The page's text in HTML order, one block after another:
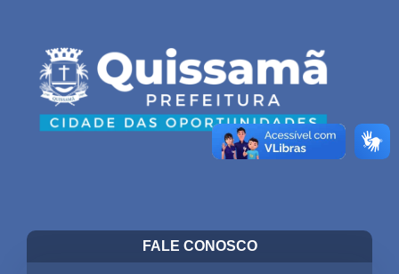
FALE CONOSCO